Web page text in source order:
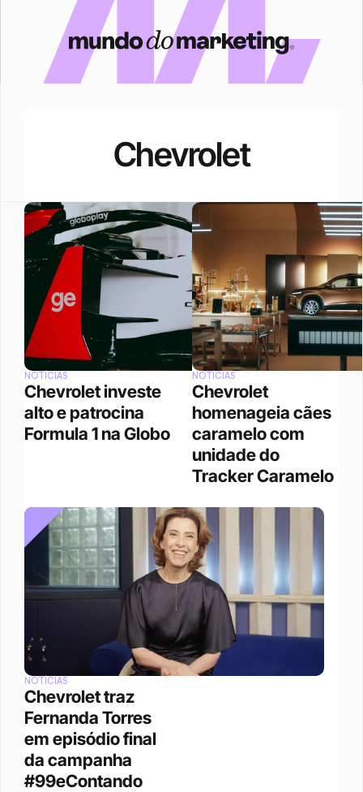
Chevrolet
NOTÍCIAS
Chevrolet investe
alto e patrocina
Formula 1 na Globo
NOTÍCIAS
Chevrolet
homenageia cães
caramelo com
unidade do
Tracker Caramelo
NOTÍCIAS
Chevrolet traz
Fernanda Torres
em episódio final
da campanha
#99eContando